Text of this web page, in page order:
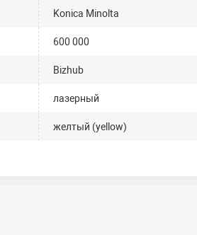
Konica Minolta
600 000
Bizhub
лазерный
желтый (yellow)